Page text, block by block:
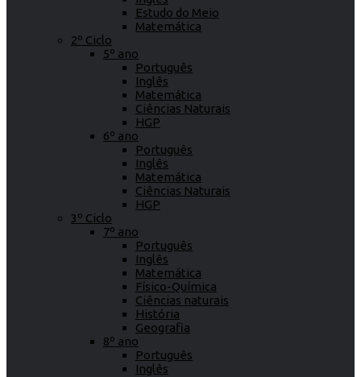
Estudo do Meio
Matemática
2º Ciclo
5º ano
Português
Inglês
Matemática
Ciências Naturais
HGP
6º ano
Português
Inglês
Matemática
Ciências Naturais
HGP
3º Ciclo
7º ano
Português
Inglês
Matemática
Físico-Química
Ciências naturais
História
Geografia
8º ano
Português
Inglês